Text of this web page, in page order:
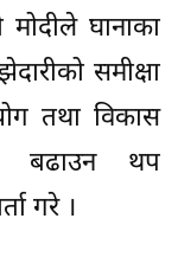
मोदीले घानाका
समीक्षा
तथा विकास
बढाउन थप
गरे ।